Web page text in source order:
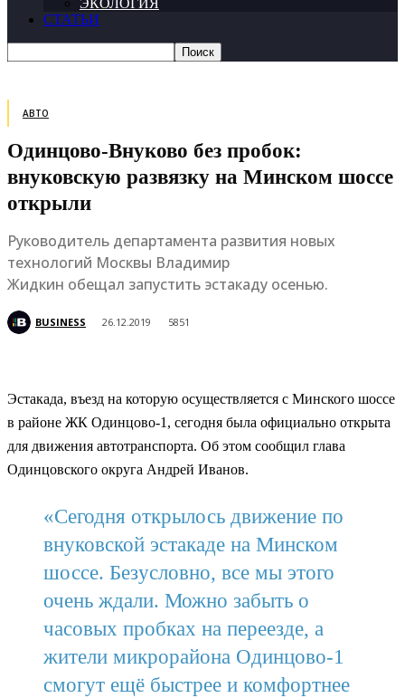
ЭКОЛОГИЯ
СТАТЬИ
АВТО
Одинцово-Внуково без пробок:
внуковскую развязку на Минском шоссе
открыли
Руководитель департамента развития новых
технологий Москвы Владимир
Жидкин обещал запустить эстакаду осенью.
BUSINESS 26.12.2019 5851
Эстакада, въезд на которую осуществляется с Минского шоссе
в районе ЖК Одинцово-1, сегодня была официально открыта
для движения автотранспорта. Об этом сообщил глава
Одинцовского округа Андрей Иванов.
«Сегодня открылось движение по
внуковской эстакаде на Минском
шоссе. Безусловно, все мы этого
очень ждали. Можно забыть о
часовых пробках на переезде, а
жители микрорайона Одинцово-1
смогут ещё быстрее и комфортнее